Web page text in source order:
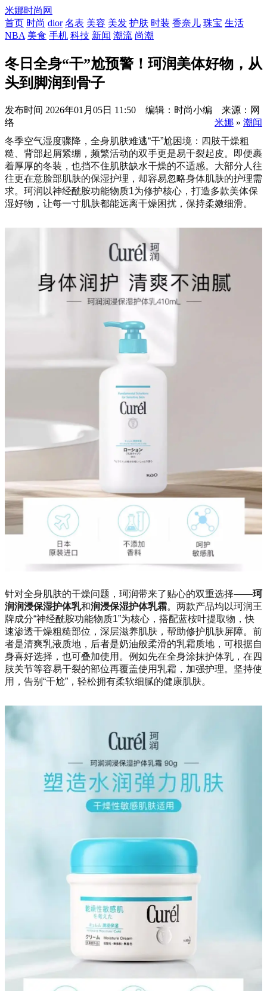
米娜时尚网
首页 时尚 dior 名表 美容 美发 护肤 时装 香奈儿 珠宝 生活
NBA 美食 手机 科技 新闻 潮流 尚潮
冬日全身“干”尬预警！珂润美体好物，从
头到脚润到骨子
发布时间 2026年01月05日 11:50 编辑：时尚小编 来源：网
络
米娜 » 潮闻
冬季空气湿度骤降，全身肌肤难逃“干”尬困境：四肢干燥粗
糙、背部起屑紧绷，频繁活动的双手更是易干裂起皮。即便裹
着厚厚的冬装，也挡不住肌肤缺水干燥的不适感。大部分人往
往更在意脸部肌肤的保湿护理，却容易忽略身体肌肤的护理需
求。珂润以神经酰胺功能物质1为修护核心，打造多款美体保
湿好物，让每一寸肌肤都能远离干燥困扰，保持柔嫩细滑。
针对全身肌肤的干燥问题，珂润带来了贴心的双重选择——珂
润润浸保湿护体乳和润浸保湿护体乳霜。两款产品均以珂润王
牌成分“神经酰胺功能物质1”为核心，搭配蓝桉叶提取物，快
速渗透干燥粗糙部位，深层滋养肌肤，帮助修护肌肤屏障。前
者是清爽乳液质地，后者是奶油般柔滑的乳霜质地，可根据自
身喜好选择，也可叠加使用。例如先在全身涂抹护体乳，在四
肢关节等容易干裂的部位再覆盖使用乳霜，加强护理。坚持使
用，告别“干尬”，轻松拥有柔软细腻的健康肌肤。